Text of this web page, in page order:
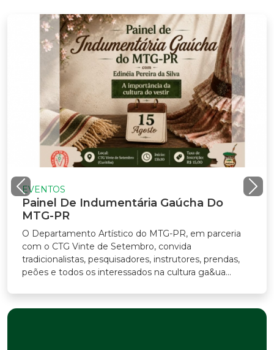
De Indumentária Gaúcha Do
PR
Artístico do MTG-PR, em parceria
o CTG Vinte de Setembro, convida
pesquisadores, instrutores, prendas,
e todos os interessados na cultura ga&ua...